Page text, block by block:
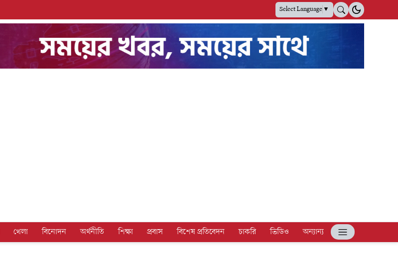
Select Language▼
খেলা বিনোদন অর্থনীতি শিক্ষা প্রবাস বিশেষ প্রতিবেদন চাকরি ভিডিও
অন্যান্য